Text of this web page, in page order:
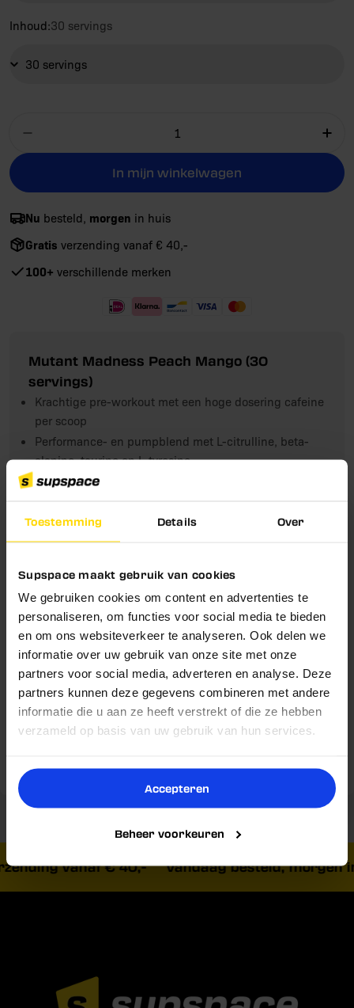
Toestemming Details Over
Supspace maakt gebruik van cookies
We gebruiken cookies om content en advertenties te
personaliseren, om functies voor social media te bieden
en om ons websiteverkeer te analyseren. Ook delen we
informatie over uw gebruik van onze site met onze
partners voor social media, adverteren en analyse. Deze
partners kunnen deze gegevens combineren met andere
informatie die u aan ze heeft verstrekt of die ze hebben
verzameld op basis van uw gebruik van hun services.
Accepteren
Beheer voorkeuren
Inhoud:30 servings
Aantal verlagen voor Mutant Madness
In mijn winkelwagen
Nu besteld, morgen in huis
Gratis verzending vanaf € 40,-
100+ verschillende merken
Mutant Madness Peach Mango (30
servings)
Krachtige pre-workout met een hoge dosering cafeine
per scoop
Performance- en pumpblend met L-citrulline, beta-
alanine, taurine en L-tyrosine
Caffeine- en energiecomplex met coffea arabica-
Aangevuld met vitamine B6, B12 en niacine voor een
normale energiestofwisseling
Goed voor 30 trainingen, geschikt voor elke vorm van
sport
Voedingswaarden
Gebruik & Dosering
Reviews
vanaf € 40,- Vandaag besteld, morgen
Belangrijke vraag!
Wil jij nooit meer een goede deal missen én
profiteren van5% korting op je volgende
aankoop?
Ja Nee
Schrijf je nu in en ontvang
Blijf op de hoogte van nieuwe producten,
slimme tips en exclusieve kortingen.
Voornaam
Email
Nu inschrijven